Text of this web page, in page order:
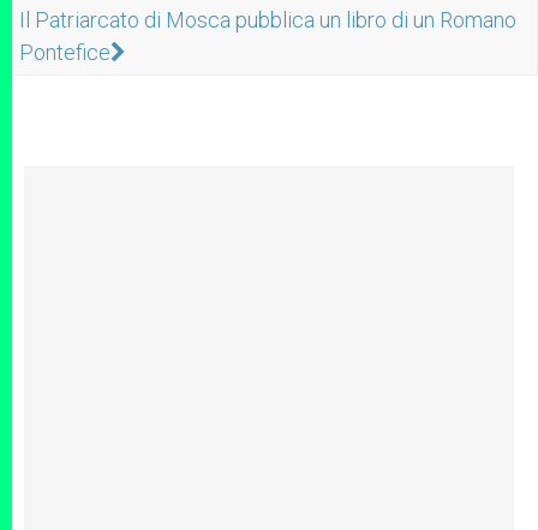
Il Patriarcato di Mosca pubblica un libro di un Romano
Pontefice